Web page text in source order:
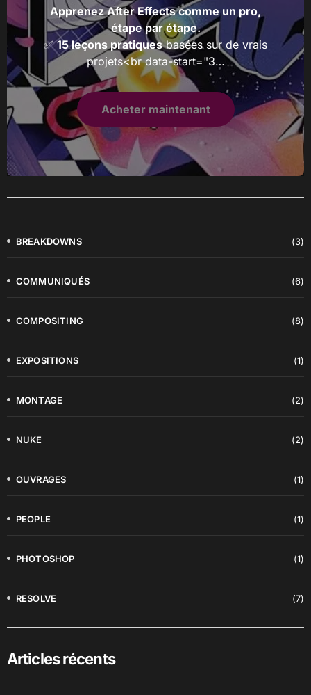
Apprenez After Effects comme un pro,
étape par étape.
✅15 leçons pratiquesbasées sur de vrais
projets<br data-start="3…
Acheter maintenant
BREAKDOWNS (3)
COMMUNIQUÉS (6)
COMPOSITING (8)
EXPOSITIONS (1)
MONTAGE (2)
NUKE (2)
OUVRAGES (1)
PEOPLE (1)
PHOTOSHOP (1)
RESOLVE (7)
Articles récents